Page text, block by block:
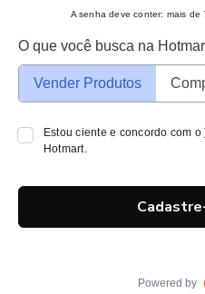
A senha deve conter: mais de
O que você busca na
Vender Produtos
Estou ciente e concordo com o
Hotmart.
Powered by